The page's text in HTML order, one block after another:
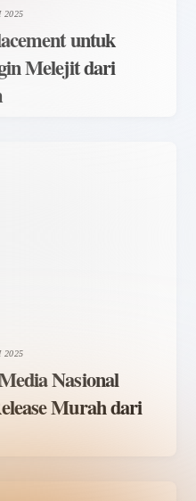
2025
untuk
Melejit dari
2025
Nasional
Murah dari